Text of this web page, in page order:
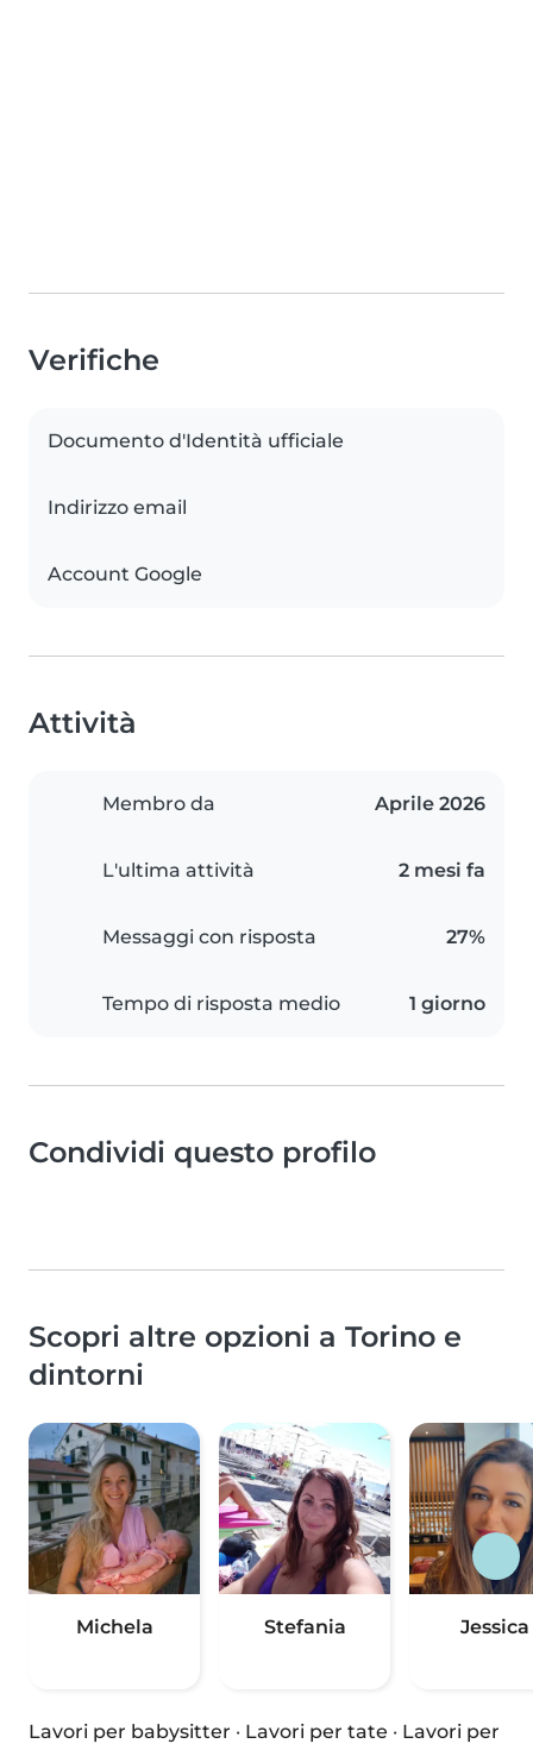
Verifiche
Documento d'Identità ufficiale
Indirizzo email
Account Google
Attività
Membro da Aprile 2026
L'ultima attività 2 mesi fa
Messaggi con risposta 27%
Tempo di risposta medio 1 giorno
Condividi questo profilo
Scopri altre opzioni a Torino e
dintorni
Michela Stefania Jessica
Lavori per babysitter · Lavori per tate · Lavori per